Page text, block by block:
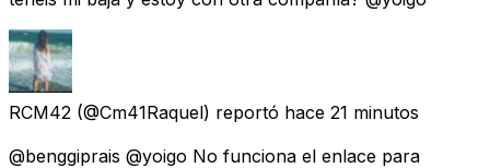
RCM42 (@Cm41Raquel) reportó hace 21 minutos
@benggiprais @yoigo No funciona el enlace para